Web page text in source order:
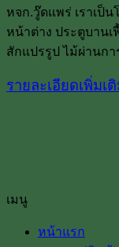
หจก.วู๊ดแพร่ เราเป็
หน้าต่าง ประตูบานเ
สักแปรรูป ไม้ผ่านก
รายละเอียดเพิ่มเ
เมนู
หน้าแรก